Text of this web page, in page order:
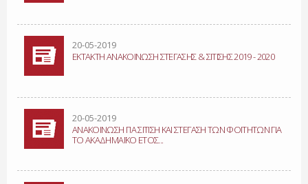
20-05-2019
ΕΚΤΑΚΤΗ ΑΝΑΚΟΙΝΩΣΗ ΣΤΕΓΑΣΗΣ & ΣΙΤΙΣΗΣ 2019 - 2020
20-05-2019
ΑΝΑΚΟΙΝΩΣΗ ΓΙΑ ΣΙΤΙΣΗ ΚΑΙ ΣΤΕΓΑΣΗ ΤΩΝ ΦΟΙΤΗΤΩΝ ΓΙΑ
ΤΟ ΑΚΑΔΗΜΑΪΚΟ ΕΤΟΣ...